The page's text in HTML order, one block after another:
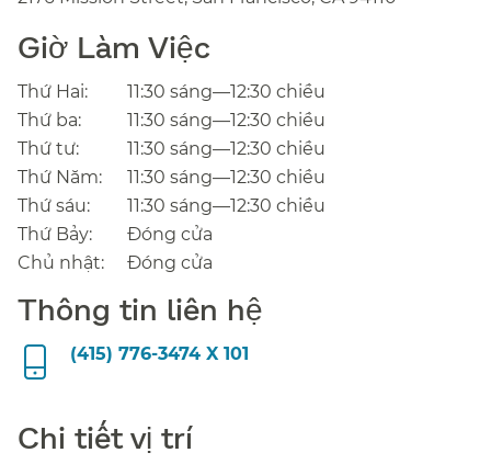
Giờ Làm Việc​​
Thứ Hai:​​
11:30 sáng—12:30 chiều​​
Thứ ba:​​
11:30 sáng—12:30 chiều​​
Thứ tư:​​
11:30 sáng—12:30 chiều​​
Thứ Năm:​​
11:30 sáng—12:30 chiều​​
Thứ sáu:​​
11:30 sáng—12:30 chiều​​
Thứ Bảy:​​
Đóng cửa​​
Chủ nhật:​​
Đóng cửa​​
Thông tin liên hệ​​
(415) 776-3474 X 101​​
Chi tiết vị trí​​